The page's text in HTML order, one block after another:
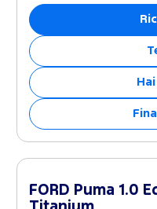
FORD Puma 1.0